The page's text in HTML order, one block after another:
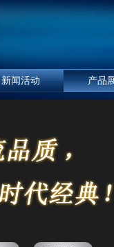
新闻活动 产品